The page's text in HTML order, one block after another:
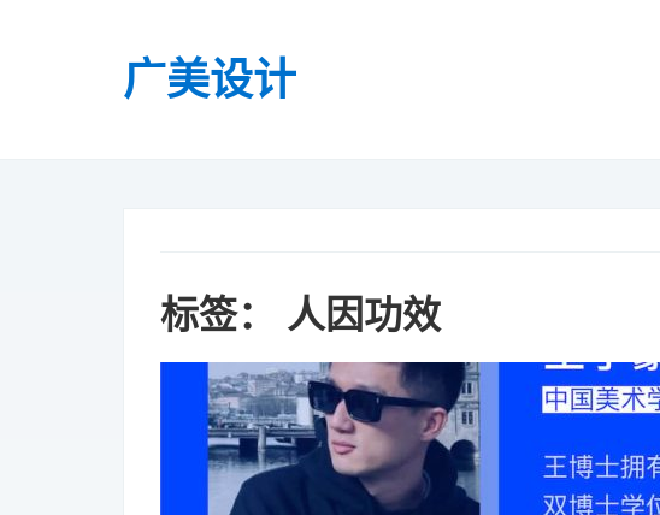
广美设计
标签： 人因功效